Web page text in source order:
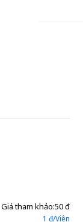
Giá tham khảo:50 đ
1 đ/Viên